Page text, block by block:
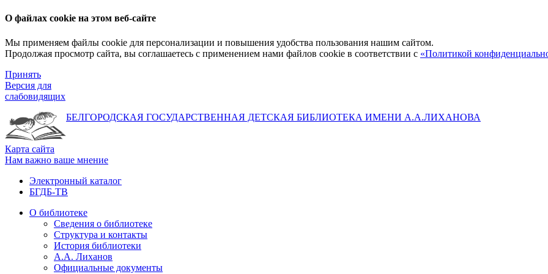
О файлах cookie на этом веб-сайте
Мы применяем файлы cookie для персонализации и повышения удобства пользования нашим сайтом.
Продолжая просмотр сайта, вы соглашаетесь с применением нами файлов cookie в соответствии с «Политикой
Принять
Версия для
слабовидящих
БЕЛГОРОДСКАЯ ГОСУДАРСТВЕННАЯ ДЕТСКАЯ БИБЛИОТЕКА ИМЕНИ А.А.ЛИХАНОВА
Карта сайта
Нам важно ваше мнение
Электронный каталог
БГДБ-ТВ
О библиотеке
Сведения о библиотеке
Структура и контакты
История библиотеки
А.А. Лиханов
Официальные документы